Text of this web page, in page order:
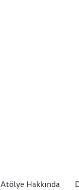
Atölye Hakkında